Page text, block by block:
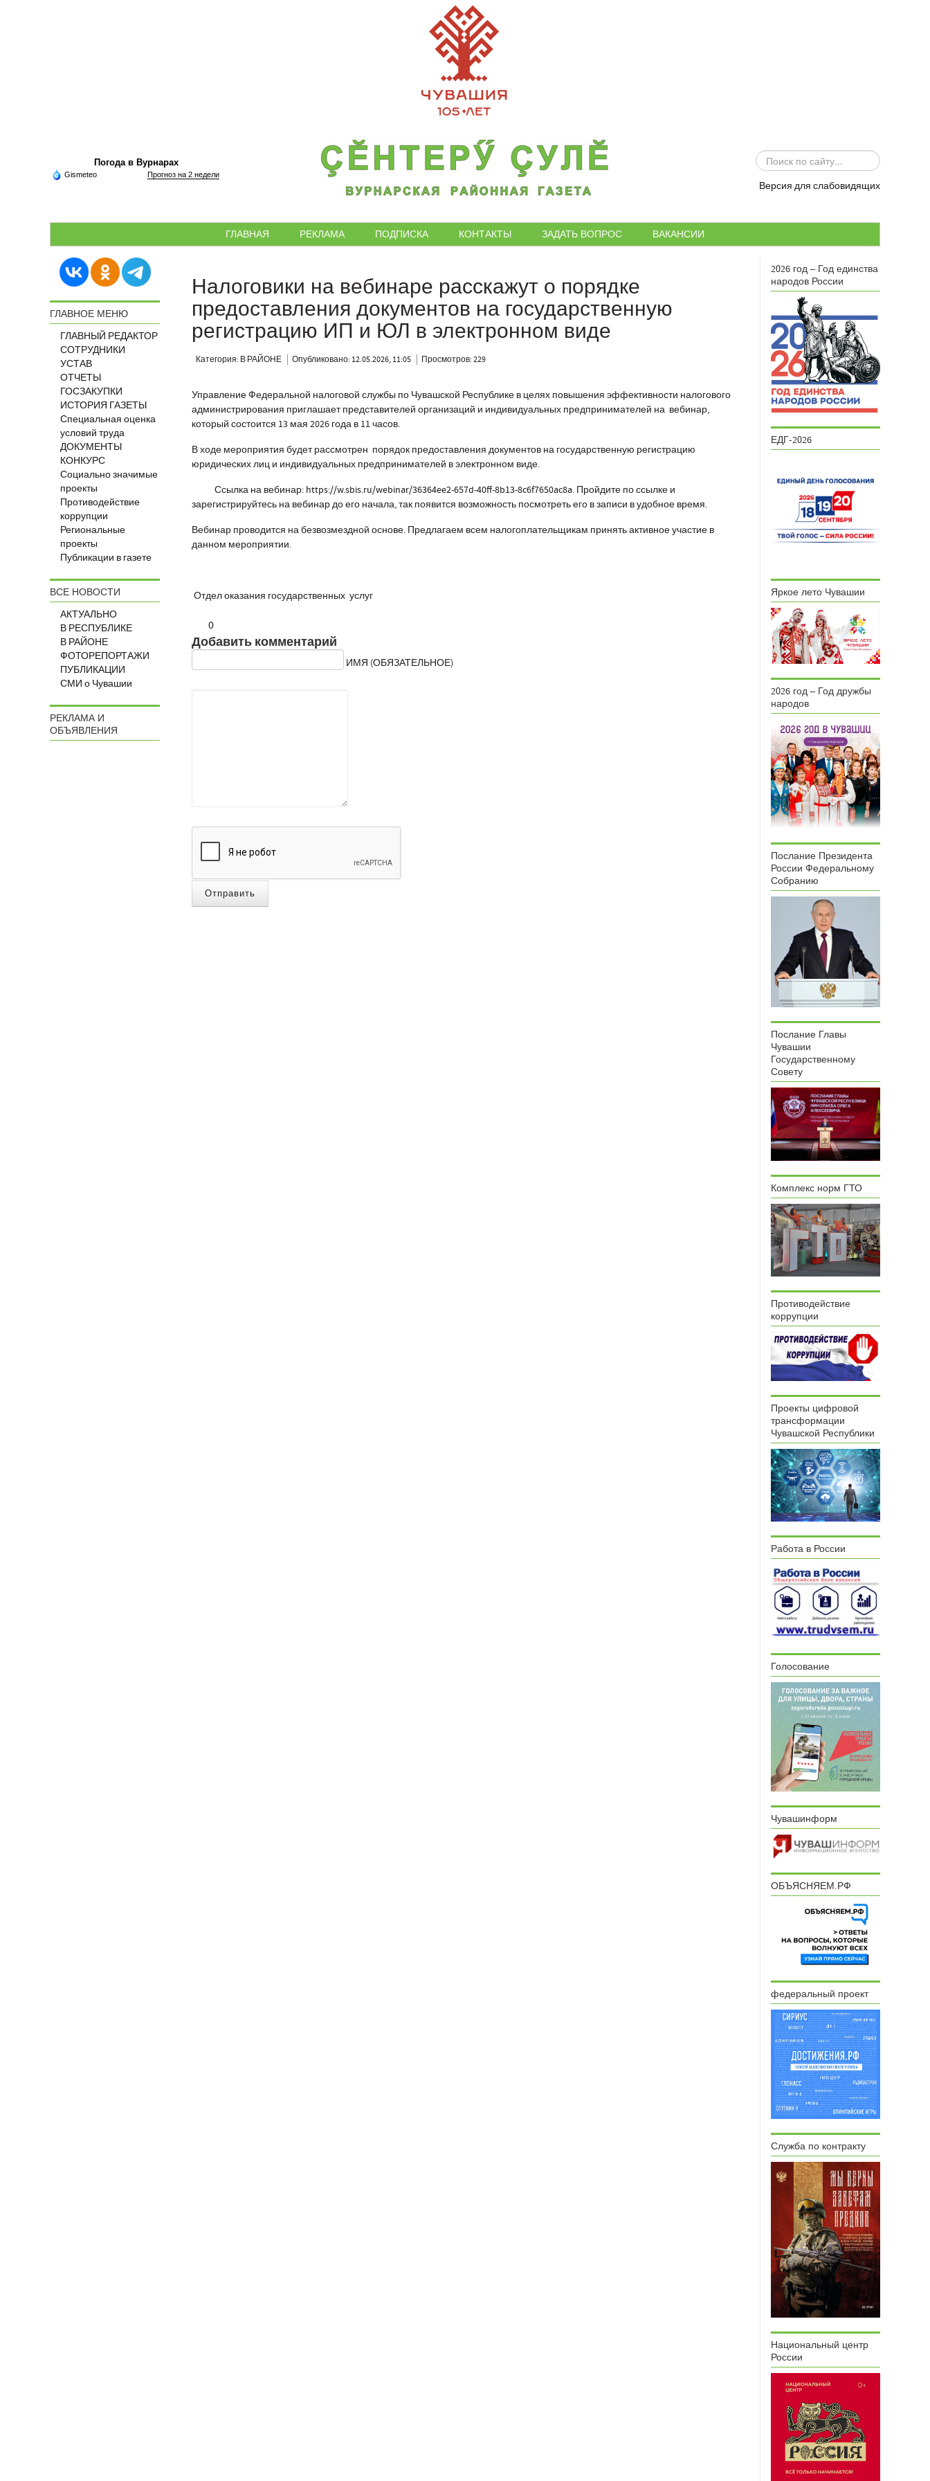
Погода в Вурнарах
Gismeteo Прогноз на 2 недели
ИСКАТЬ...
Версия для слабовидящих
ГЛАВНАЯ РЕКЛАМА ПОДПИСКА КОНТАКТЫ ЗАДАТЬ ВОПРОС ВАКАНСИИ
ГЛАВНОЕ МЕНЮ
ГЛАВНЫЙ РЕДАКТОР
СОТРУДНИКИ
УСТАВ
ОТЧЕТЫ
ГОСЗАКУПКИ
ИСТОРИЯ ГАЗЕТЫ
Специальная оценка
условий труда
ДОКУМЕНТЫ
КОНКУРС
Социально значимые
проекты
Противодействие
коррупции
Региональные
проекты
Публикации в газете
ВСЕ НОВОСТИ
АКТУАЛЬНО
В РЕСПУБЛИКЕ
В РАЙОНЕ
ФОТОРЕПОРТАЖИ
ПУБЛИКАЦИИ
СМИ о Чувашии
РЕКЛАМА И
ОБЪЯВЛЕНИЯ
Налоговики на вебинаре расскажут о порядке
предоставления документов на государственную
регистрацию ИП и ЮЛ в электронном виде
Категория: В РАЙОНЕ Опубликовано: 12.05.2026, 11:05 Просмотров: 229
Управление Федеральной налоговой службы по Чувашской Республике в целях повышения эффективности налогового
администрирования приглашает представителей организаций и индивидуальных предпринимателей на вебинар,
который состоится 13 мая 2026 года в 11 часов.
В ходе мероприятия будет рассмотрен порядок предоставления документов на государственную регистрацию
юридических лиц и индивидуальных предпринимателей в электронном виде.
Ссылка на вебинар: https://w.sbis.ru/webinar/36364ee2-657d-40ff-8b13-8c6f7650ac8a. Пройдите по ссылке и
зарегистрируйтесь на вебинар до его начала, так появится возможность посмотреть его в записи в удобное время.
Вебинар проводится на безвозмездной основе. Предлагаем всем налогоплательщикам принять активное участие в
данном мероприятии.
Отдел оказания государственных услуг
0
Добавить комментарий
ИМЯ (ОБЯЗАТЕЛЬНОЕ)
Отправить
2026 год – Год единства
народов России
ЕДГ-2026
Яркое лето Чувашии
2026 год – Год дружбы
народов
Послание Президента
России Федеральному
Собранию
Послание Главы
Чувашии
Государственному
Совету
Комплекс норм ГТО
Противодействие
коррупции
Проекты цифровой
трансформации
Чувашской Республики
Работа в России
Голосование
Чувашинформ
ОБЪЯСНЯЕМ.РФ
федеральный проект
Служба по контракту
Национальный центр
России